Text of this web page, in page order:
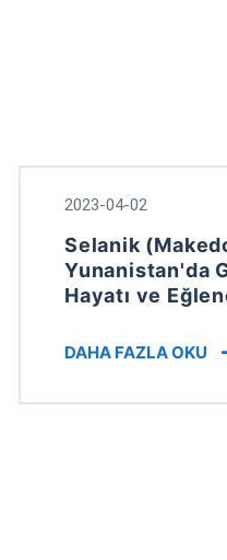
2023-04-02
Selanik
Yunanistan'da
Hayatı ve
DAHA FAZLA OKU